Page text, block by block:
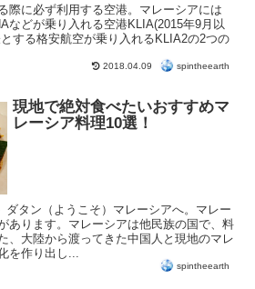
際に必ず利用する空港。マレーシアには
などが乗り入れる空港KLIA(2015年9月以
する格安航空が乗り入れるKLIA2の2つの
2018.04.09 spintheearth
現地で絶対食べたいおすすめマ
レーシア料理10選！
ダタン（ようこそ）マレーシアへ。マレー
あります。マレーシアは他民族の国で、料
、大陸から渡ってきた中国人と現地のマレ
を作り出し...
spintheearth